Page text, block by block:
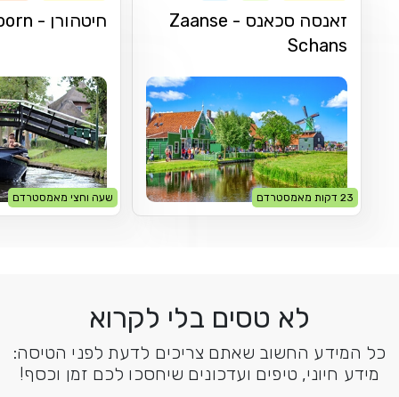
זאנסה סכאנס - Zaanse
Schans
23 דקות מאמסטרדם
חיטהורן - Giethoorn
שעה וחצי מאמסטרדם
לא טסים בלי לקרוא
כל המידע החשוב שאתם צריכים לדעת לפני הטיסה:
מידע חיוני, טיפים ועדכונים שיחסכו לכם זמן וכסף!